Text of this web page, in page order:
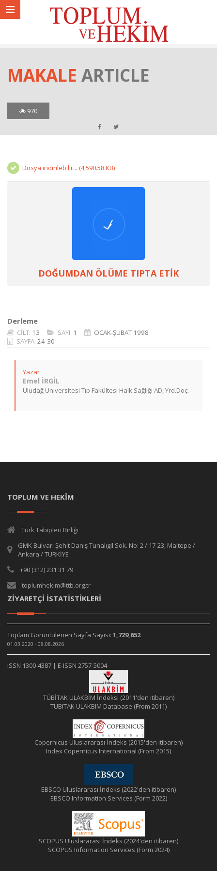
MAKALE ARTICLE
970
Dosya indirilebilir... (4,590.58 KB)
DOĞUMDAN ÖLÜME TIPTA ETİK
Derleme
CİLT: 13 SAYI: 1
OCAK-ŞUBAT 1998
SAYFA: 24-30
Yazar
Emel İRGİL
Uludağ Üniversitesi Tıp Fakültesi Halk Sağlığı AD, Yrd.Doç.
TOPLUM VE HEKİM
Türk Tabipleri Birliği
GMK Bulvarı Şehit Daniş Tunalıgil Sok. No: 2 / 17-23, Maltepe /
Ankara / TÜRKİYE
+90 (312) 231 31 79
toplumhekim@ttb.org.tr
ZİYARETÇİ İSTATİSTİKLERİ
Toplam Görüntülenen Sayfa Sayısı: 1,729,652
01.03.2020 - 08.08.2026
ISSN 1300-4387 | E-ISSN 2757-5004
TÜBİTAK ULAKBİM İndeksi (2011'den itibaren)
TUBITAK ULAKBIM Database (From 2011)
Copernicus Uluslararası İndeks (2015'den itibaren)
Index Copernicus International (From 2015)
EBSCO Uluslararası İndeks (2022'den itibaren)
EBSCO Information Services (Form 2022)
SCOPUS Uluslararası İndeks (2024'den itibaren)
SCOPUS Information Services (Form 2024)